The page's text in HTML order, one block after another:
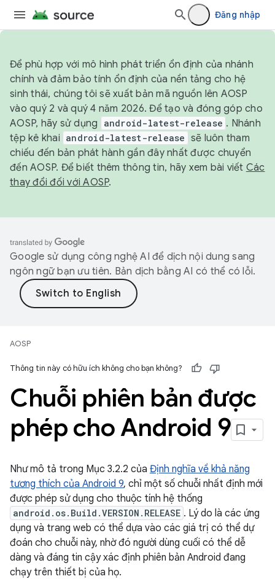
Đăng nhập
Để phù hợp với mô hình phát triển ổn định của nhánh
chính và đảm bảo tính ổn định của nền tảng cho hệ
sinh thái, chúng tôi sẽ xuất bản mã nguồn lên AOSP
vào quý 2 và quý 4 năm 2026. Để tạo và đóng góp cho
AOSP, hãy sử dụng
android-latest-release . Nhánh
tệp kê khai android-latest-release sẽ luôn tham
chiếu đến bản phát hành gần đây nhất được chuyển
đến AOSP. Để biết thêm thông tin, hãy xem bài viết Các
thay đổi đối với AOSP.
Google sử dụng công nghệ AI để dịch nội dung sang
ngôn ngữ bạn ưu tiên. Bản dịch bằng AI có thể có lỗi.
AOSP
Thông tin này có hữu ích không cho bạn không?
Chuỗi phiên bản được
phép cho Android 9
Như mô tả trong Mục 3.2.2 của Định nghĩa về khả năng
tương thích của Android 9, chỉ một số chuỗi nhất định mới
được phép sử dụng cho thuộc tính hệ thống
android.os.Build.VERSION.RELEASE . Lý do là các ứng
dụng và trang web có thể dựa vào các giá trị có thể dự
đoán cho chuỗi này, nhờ đó người dùng cuối có thể dễ
dàng và đáng tin cậy xác định phiên bản Android đang
chạy trên thiết bị của họ.